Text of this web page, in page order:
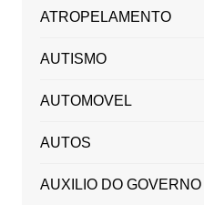
ATROPELAMENTO
AUTISMO
AUTOMOVEL
AUTOS
AUXILIO DO GOVERNO